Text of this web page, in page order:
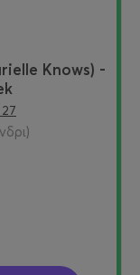
Knows) -